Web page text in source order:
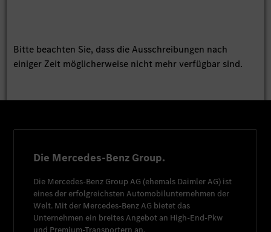
Bitte beachten Sie, dass die Ausschreibungen nach
einiger Zeit möglicherweise nicht mehr verfügbar sind.
Die Mercedes-Benz Group.
Die Mercedes-Benz Group AG (ehemals Daimler AG) ist
eines der erfolgreichsten Automobilunternehmen der
Welt. Mit der Mercedes-Benz AG bietet das
Unternehmen ein breites Angebot an High-End-Pkw